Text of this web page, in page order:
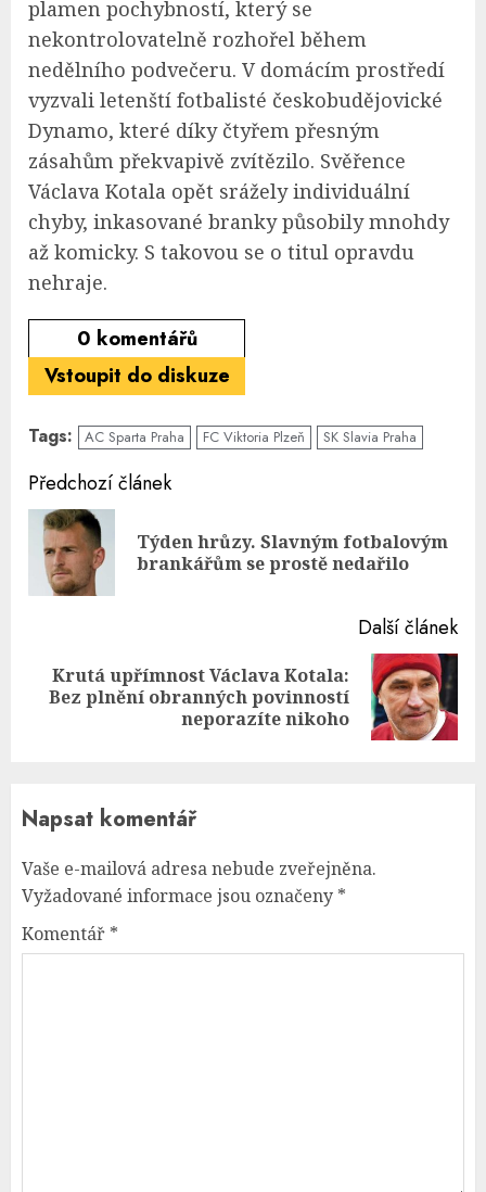
plamen pochybností, který se
nekontrolovatelně rozhořel během
nedělního podvečeru. V domácím prostředí
vyzvali letenští fotbalisté českobudějovické
Dynamo, které díky čtyřem přesným
zásahům překvapivě zvítězilo. Svěřence
Václava Kotala opět srážely individuální
chyby, inkasované branky působily mnohdy
až komicky. S takovou se o titul opravdu
nehraje.
0 komentářů
Vstoupit do diskuze
Tags: AC Sparta Praha FC Viktoria Plzeň SK Slavia Praha
Continue
Reading
Předchozí článek
Týden hrůzy. Slavným fotbalovým
brankářům se prostě nedařilo
Další článek
Next
Krutá upřímnost Václava Kotala:
Bez plnění obranných povinností
neporazíte nikoho
Napsat komentář
Vaše e-mailová adresa nebude zveřejněna.
Vyžadované informace jsou označeny *
Komentář *